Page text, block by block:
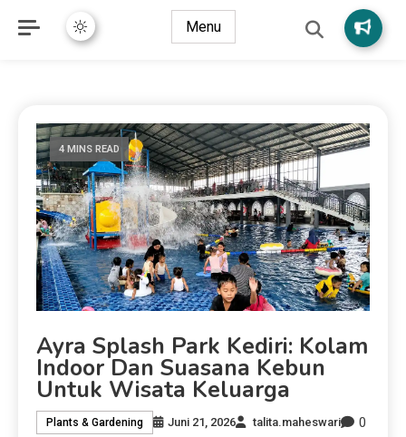
Menu
4 MINS READ
Ayra Splash Park Kediri: Kolam
Indoor Dan Suasana Kebun
Untuk Wisata Keluarga
Plants & Gardening Juni 21, 2026 talita.maheswari 0